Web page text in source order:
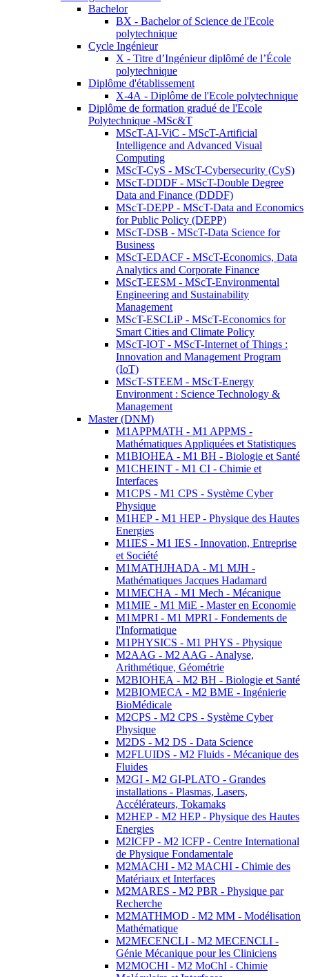
Bachelor
BX - Bachelor of Science de l'Ecole
polytechnique
Cycle Ingénieur
X - Titre d’Ingénieur diplômé de l’École
polytechnique
Diplôme d'établissement
X-4A - Diplôme de l'Ecole polytechnique
Diplôme de formation gradué de l'Ecole
Polytechnique -MSc&T
MScT-AI-ViC - MScT-Artificial
Intelligence and Advanced Visual
Computing
MScT-CyS - MScT-Cybersecurity (CyS)
MScT-DDDF - MScT-Double Degree
Data and Finance (DDDF)
MScT-DEPP - MScT-Data and Economics
for Public Policy (DEPP)
MScT-DSB - MScT-Data Science for
Business
MScT-EDACF - MScT-Economics, Data
Analytics and Corporate Finance
MScT-EESM - MScT-Environmental
Engineering and Sustainability
Management
MScT-ESCLiP - MScT-Economics for
Smart Cities and Climate Policy
MScT-IOT - MScT-Internet of Things :
Innovation and Management Program
(IoT)
MScT-STEEM - MScT-Energy
Environment : Science Technology &
Management
Master (DNM)
M1APPMATH - M1 APPMS -
Mathématiques Appliquées et Statistiques
M1BIOHEA - M1 BH - Biologie et Santé
M1CHEINT - M1 CI - Chimie et
Interfaces
M1CPS - M1 CPS - Système Cyber
Physique
M1HEP - M1 HEP - Physique des Hautes
Energies
M1IES - M1 IES - Innovation, Entreprise
et Société
M1MATHJHADA - M1 MJH -
Mathématiques Jacques Hadamard
M1MECHA - M1 Mech - Mécanique
M1MIE - M1 MiE - Master en Economie
M1MPRI - M1 MPRI - Fondements de
l'Informatique
M1PHYSICS - M1 PHYS - Physique
M2AAG - M2 AAG - Analyse,
Arithmétique, Géométrie
M2BIOHEA - M2 BH - Biologie et Santé
M2BIOMECA - M2 BME - Ingénierie
BioMédicale
M2CPS - M2 CPS - Système Cyber
Physique
M2DS - M2 DS - Data Science
M2FLUIDS - M2 Fluids - Mécanique des
Fluides
M2GI - M2 GI-PLATO - Grandes
installations - Plasmas, Lasers,
Accélérateurs, Tokamaks
M2HEP - M2 HEP - Physique des Hautes
Energies
M2ICFP - M2 ICFP - Centre International
de Physique Fondamentale
M2MACHI - M2 MACHI - Chimie des
Matériaux et Interfaces
M2MARES - M2 PBR - Physique par
Recherche
M2MATHMOD - M2 MM - Modélisation
Mathématique
M2MECENCLI - M2 MECENCLI -
Génie Mécanique pour les Cliniciens
M2MOCHI - M2 MoChI - Chimie